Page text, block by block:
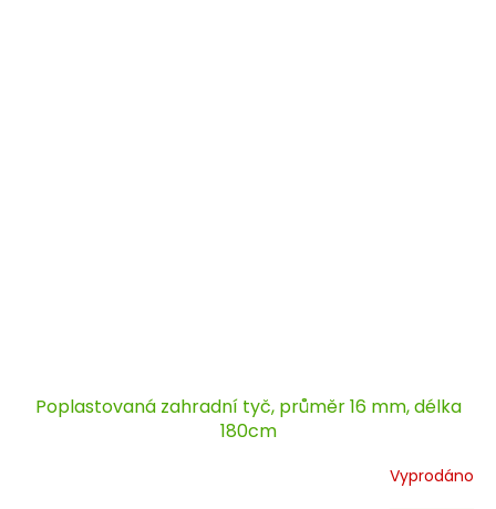
Poplastovaná zahradní tyč, průměr 16 mm, délka
180cm
Vyprodáno